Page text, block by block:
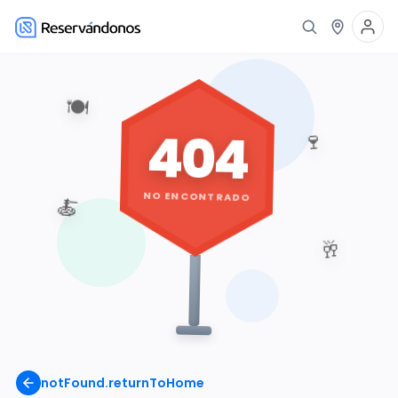
notFound.returnToHome
🍽️
🍷
🥂
🍝
404
NO ENCONTRADO